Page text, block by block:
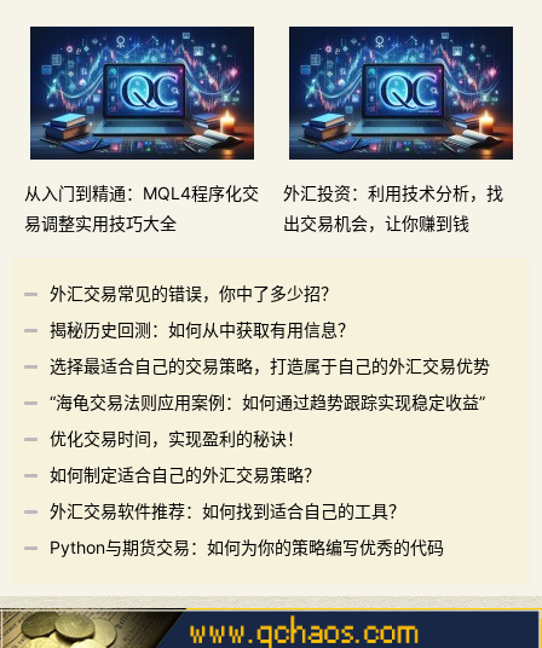
从入门到精通：MQL4程序化交
易调整实用技巧大全
外汇投资：利用技术分析，找
出交易机会，让你赚到钱
外汇交易常见的错误，你中了多少招？
揭秘历史回测：如何从中获取有用信息？
选择最适合自己的交易策略，打造属于自己的外汇交易优势
“海龟交易法则应用案例：如何通过趋势跟踪实现稳定收益”
优化交易时间，实现盈利的秘诀！
如何制定适合自己的外汇交易策略？
外汇交易软件推荐：如何找到适合自己的工具？
Python与期货交易：如何为你的策略编写优秀的代码